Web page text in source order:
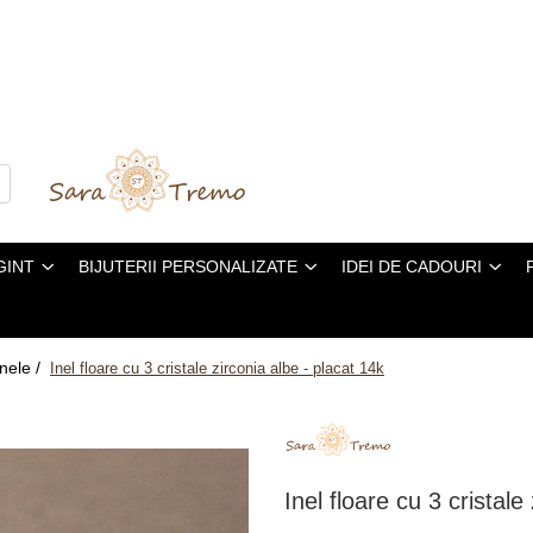
BIJUTERII PERSONALIZATE IDEI DE CADOURI
/ Inel floare cu 3 cristale zirconia albe - placat 14k
Inel floare cu 3